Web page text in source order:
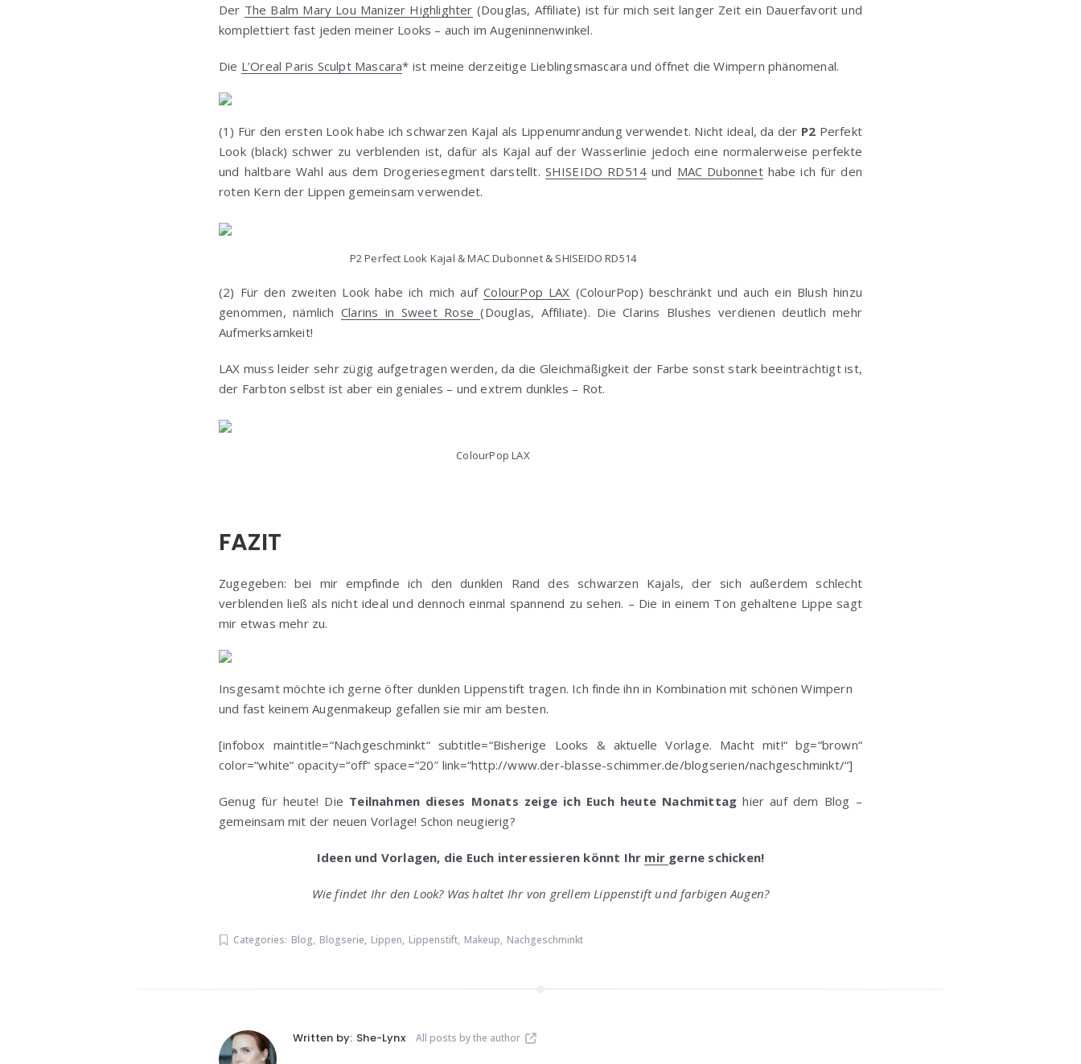
Der The Balm Mary Lou Manizer Highlighter (Douglas, Affiliate) ist für mich seit langer Zeit ein Dauerfavorit und
komplettiert fast jeden meiner Looks – auch im Augeninnenwinkel.
Die L’Oreal Paris Sculpt Mascara* ist meine derzeitige Lieblingsmascara und öffnet die Wimpern phänomenal.
(1) Für den ersten Look habe ich schwarzen Kajal als Lippenumrandung verwendet. Nicht ideal, da der P2 Perfekt
Look (black) schwer zu verblenden ist, dafür als Kajal auf der Wasserlinie jedoch eine normalerweise perfekte
und haltbare Wahl aus dem Drogeriesegment darstellt. SHISEIDO RD514 und MAC Dubonnethabe ich für den
roten Kern der Lippen gemeinsam verwendet.
P2 Perfect Look Kajal & MAC Dubonnet & SHISEIDO RD514
(2) Für den zweiten Look habe ich mich aufColourPop LAX (ColourPop) beschränkt und auch ein Blush hinzu
genommen, nämlichClarins in Sweet Rose(Douglas, Affiliate). Die Clarins Blushes verdienen deutlich mehr
Aufmerksamkeit!
LAX muss leider sehr zügig aufgetragen werden, da die Gleichmäßigkeit der Farbe sonst stark beeinträchtigt ist,
der Farbton selbst ist aber ein geniales – und extrem dunkles – Rot.
ColourPop LAX
FAZIT
Zugegeben: bei mir empfinde ich den dunklen Rand des schwarzen Kajals, der sich außerdem schlecht
verblenden ließ als nicht ideal und dennoch einmal spannend zu sehen. – Die in einem Ton gehaltene Lippe sagt
mir etwas mehr zu.
Insgesamt möchte ich gerne öfter dunklen Lippenstift tragen. Ich finde ihn in Kombination mit schönen Wimpern
und fast keinem Augenmakeup gefallen sie mir am besten.
[infobox maintitle=“Nachgeschminkt“ subtitle=“Bisherige Looks & aktuelle Vorlage. Macht mit!“ bg=“brown“
color=“white“ opacity=“off“ space=“20″ link=“http://www.der-blasse-schimmer.de/blogserien/nachgeschminkt/“]
Genug für heute! Die Teilnahmen dieses Monats zeige ich Euch heute Nachmittag hier auf dem Blog –
gemeinsam mit der neuen Vorlage! Schon neugierig?
Ideen und Vorlagen, die Euch interessieren könnt Ihr mir gerne schicken!
Wie findet Ihr den Look? Was haltet Ihr von grellem Lippenstift und farbigen Augen?
Categories: Blog, Blogserie, Lippen, Lippenstift, Makeup, Nachgeschminkt
Written by: She-Lynx All posts by the author